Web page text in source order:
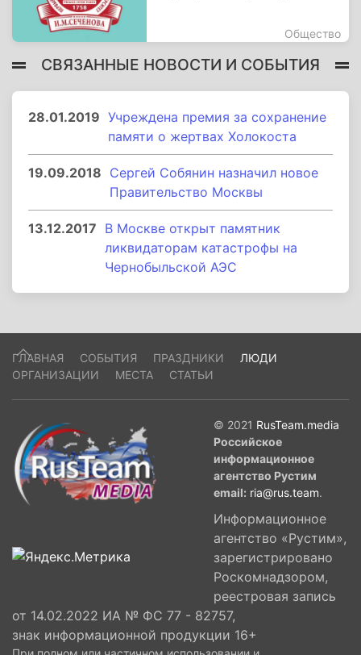
Общество
СВЯЗАННЫЕ НОВОСТИ И СОБЫТИЯ
28.01.2019 Учреждена премия за сохранение
памяти о жертвах Холокоста
19.09.2018 Сергей Собянин назначил новое
Правительство‍ Москвы
13.12.2017 В Москве открыт памятник
ликвидаторам катастрофы на
Чернобыльской АЭС
ГЛАВНАЯ СОБЫТИЯ ПРАЗДНИКИ
ЛЮДИ
ОРГАНИЗАЦИИ
МЕСТА СТАТЬИ
© 2021 RusTeam.media
Российское
информационное
агентство Рустим
email: ria@rus.team.
Информационное
агентство «Рустим»,
зарегистрировано
Роскомнадзором,
реестровая запись
от 14.02.2022 ИА № ФС 77 - 82757,
знак информационной продукции 16+